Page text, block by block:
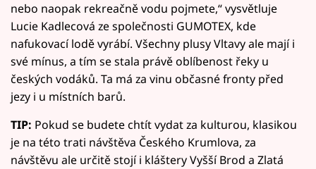
nebo naopak rekreačně vodu pojmete,“ vysvětluje
Lucie Kadlecová ze společnosti GUMOTEX, kde
nafukovací lodě vyrábí. Všechny plusy Vltavy ale mají i
své mínus, a tím se stala právě oblíbenost řeky u
českých vodáků. Ta má za vinu občasné fronty před
jezy i u místních barů.
TIP: Pokud se budete chtít vydat za kulturou, klasikou
je na této trati návštěva Českého Krumlova, za
návštěvu ale určitě stojí i kláštery Vyšší Brod a Zlatá